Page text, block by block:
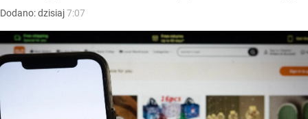
Dodano:dzisiaj7:07